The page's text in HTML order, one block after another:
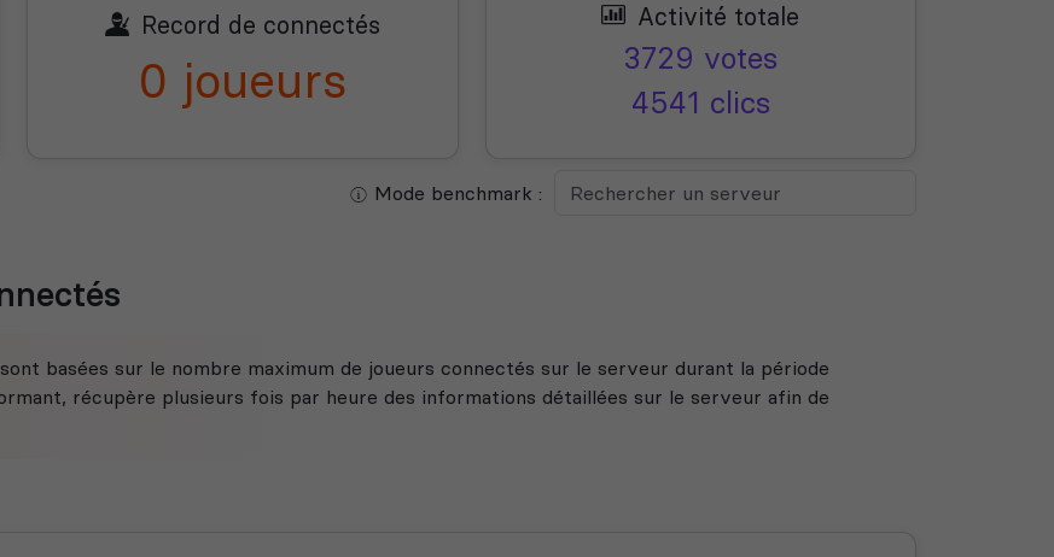
Record de connectés
0 joueurs
Activité totale
3729 votes
4541 clics
Mode benchmark :
basées sur le nombre maximum de joueurs connectés sur le serveur durant la période
récupère plusieurs fois par heure des informations détaillées sur le serveur afin de